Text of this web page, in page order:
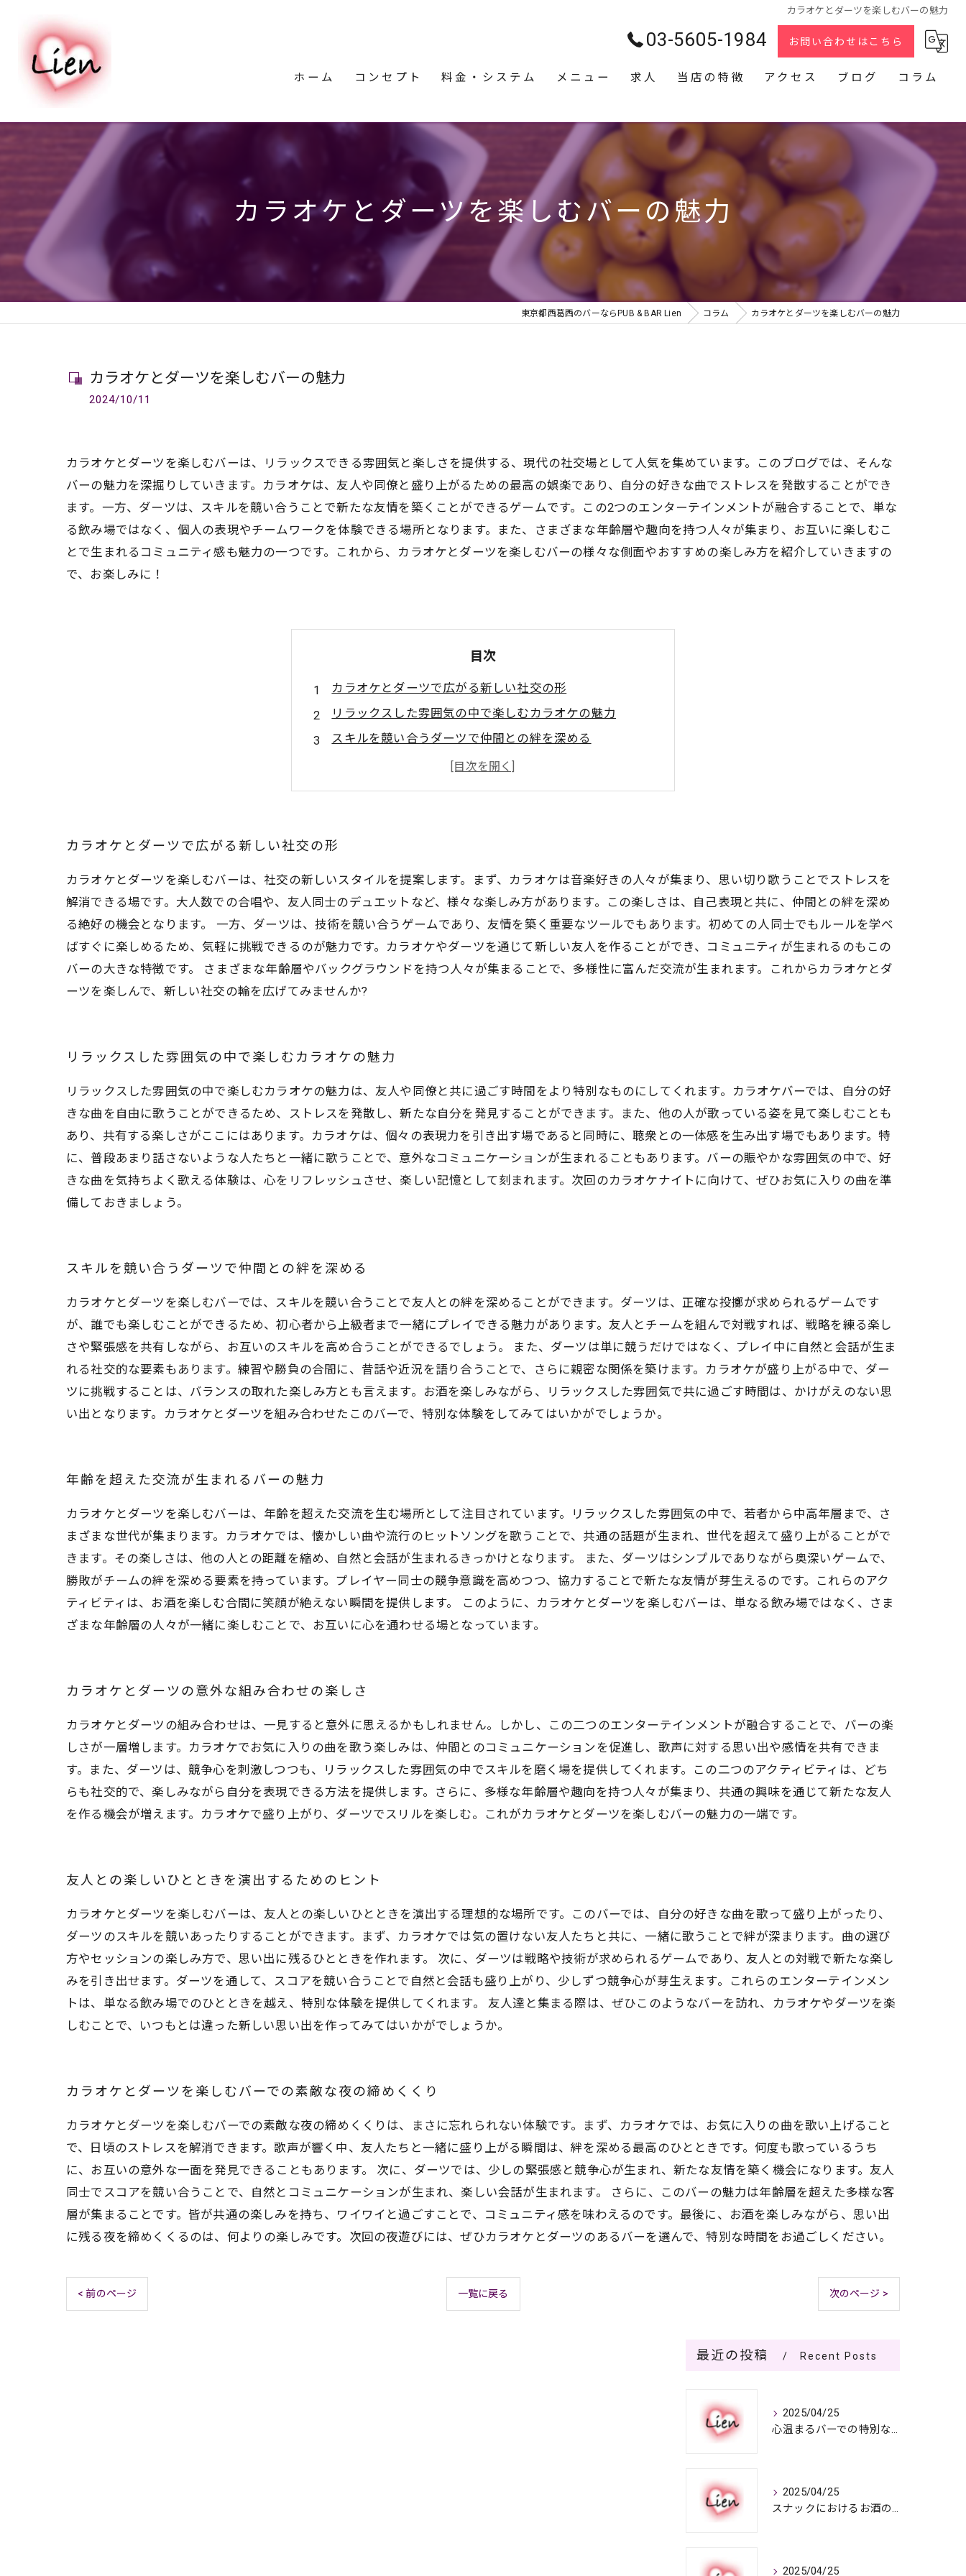
カラオケとダーツを楽しむバーの魅力
03-5605-1984 お問い合わせはこちら
ホーム コンセプト 料金・システム メニュー 求人 当店の特徴
スナック
2次会
貸切
カラオケ
アクセス ブログ コラム
カラオケとダーツを楽しむバーの魅力
東京都西葛西のバーならPUB & BAR Lien コラム カラオケとダーツを楽しむバーの魅力
カラオケとダーツを楽しむバーの魅力
2024/10/11
カラオケとダーツを楽しむバーは、リラックスできる雰囲気と楽しさを提供する、現代の社交場として人気を集めています。このブログでは、そんな
バーの魅力を深掘りしていきます。カラオケは、友人や同僚と盛り上がるための最高の娯楽であり、自分の好きな曲でストレスを発散することができ
ます。一方、ダーツは、スキルを競い合うことで新たな友情を築くことができるゲームです。この2つのエンターテインメントが融合することで、単な
る飲み場ではなく、個人の表現やチームワークを体験できる場所となります。また、さまざまな年齢層や趣向を持つ人々が集まり、お互いに楽しむこ
とで生まれるコミュニティ感も魅力の一つです。これから、カラオケとダーツを楽しむバーの様々な側面やおすすめの楽しみ方を紹介していきますの
で、お楽しみに！
目次
カラオケとダーツで広がる新しい社交の形
リラックスした雰囲気の中で楽しむカラオケの魅力
スキルを競い合うダーツで仲間との絆を深める
年齢を超えた交流が生まれるバーの魅力
カラオケとダーツの意外な組み合わせの楽しさ
カラオケとダーツを楽しむバーでの素敵な夜の締めくくり
カラオケとダーツで広がる新しい社交の形
カラオケとダーツを楽しむバーは、社交の新しいスタイルを提案します。まず、カラオケは音楽好きの人々が集まり、思い切り歌うことでストレスを
解消できる場です。大人数での合唱や、友人同士のデュエットなど、様々な楽しみ方があります。この楽しさは、自己表現と共に、仲間との絆を深め
る絶好の機会となります。 一方、ダーツは、技術を競い合うゲームであり、友情を築く重要なツールでもあります。初めての人同士でもルールを学べ
ばすぐに楽しめるため、気軽に挑戦できるのが魅力です。カラオケやダーツを通じて新しい友人を作ることができ、コミュニティが生まれるのもこの
バーの大きな特徴です。 さまざまな年齢層やバックグラウンドを持つ人々が集まることで、多様性に富んだ交流が生まれます。これからカラオケとダ
ーツを楽しんで、新しい社交の輪を広げてみませんか?
リラックスした雰囲気の中で楽しむカラオケの魅力
リラックスした雰囲気の中で楽しむカラオケの魅力は、友人や同僚と共に過ごす時間をより特別なものにしてくれます。カラオケバーでは、自分の好
きな曲を自由に歌うことができるため、ストレスを発散し、新たな自分を発見することができます。また、他の人が歌っている姿を見て楽しむことも
あり、共有する楽しさがここにはあります。カラオケは、個々の表現力を引き出す場であると同時に、聴衆との一体感を生み出す場でもあります。特
に、普段あまり話さないような人たちと一緒に歌うことで、意外なコミュニケーションが生まれることもあります。バーの賑やかな雰囲気の中で、好
きな曲を気持ちよく歌える体験は、心をリフレッシュさせ、楽しい記憶として刻まれます。次回のカラオケナイトに向けて、ぜひお気に入りの曲を準
備しておきましょう。
スキルを競い合うダーツで仲間との絆を深める
カラオケとダーツを楽しむバーでは、スキルを競い合うことで友人との絆を深めることができます。ダーツは、正確な投擲が求められるゲームです
が、誰でも楽しむことができるため、初心者から上級者まで一緒にプレイできる魅力があります。友人とチームを組んで対戦すれば、戦略を練る楽し
さや緊張感を共有しながら、お互いのスキルを高め合うことができるでしょう。 また、ダーツは単に競うだけではなく、プレイ中に自然と会話が生ま
れる社交的な要素もあります。練習や勝負の合間に、昔話や近況を語り合うことで、さらに親密な関係を築けます。カラオケが盛り上がる中で、ダー
ツに挑戦することは、バランスの取れた楽しみ方とも言えます。お酒を楽しみながら、リラックスした雰囲気で共に過ごす時間は、かけがえのない思
い出となります。カラオケとダーツを組み合わせたこのバーで、特別な体験をしてみてはいかがでしょうか。
年齢を超えた交流が生まれるバーの魅力
カラオケとダーツを楽しむバーは、年齢を超えた交流を生む場所として注目されています。リラックスした雰囲気の中で、若者から中高年層まで、さ
まざまな世代が集まります。カラオケでは、懐かしい曲や流行のヒットソングを歌うことで、共通の話題が生まれ、世代を超えて盛り上がることがで
きます。その楽しさは、他の人との距離を縮め、自然と会話が生まれるきっかけとなります。 また、ダーツはシンプルでありながら奥深いゲームで、
勝敗がチームの絆を深める要素を持っています。プレイヤー同士の競争意識を高めつつ、協力することで新たな友情が芽生えるのです。これらのアク
ティビティは、お酒を楽しむ合間に笑顔が絶えない瞬間を提供します。 このように、カラオケとダーツを楽しむバーは、単なる飲み場ではなく、さま
ざまな年齢層の人々が一緒に楽しむことで、お互いに心を通わせる場となっています。
カラオケとダーツの意外な組み合わせの楽しさ
カラオケとダーツの組み合わせは、一見すると意外に思えるかもしれません。しかし、この二つのエンターテインメントが融合することで、バーの楽
しさが一層増します。カラオケでお気に入りの曲を歌う楽しみは、仲間とのコミュニケーションを促進し、歌声に対する思い出や感情を共有できま
す。また、ダーツは、競争心を刺激しつつも、リラックスした雰囲気の中でスキルを磨く場を提供してくれます。この二つのアクティビティは、どち
らも社交的で、楽しみながら自分を表現できる方法を提供します。さらに、多様な年齢層や趣向を持つ人々が集まり、共通の興味を通じて新たな友人
を作る機会が増えます。カラオケで盛り上がり、ダーツでスリルを楽しむ。これがカラオケとダーツを楽しむバーの魅力の一端です。
友人との楽しいひとときを演出するためのヒント
カラオケとダーツを楽しむバーは、友人との楽しいひとときを演出する理想的な場所です。このバーでは、自分の好きな曲を歌って盛り上がったり、
ダーツのスキルを競いあったりすることができます。まず、カラオケでは気の置けない友人たちと共に、一緒に歌うことで絆が深まります。曲の選び
方やセッションの楽しみ方で、思い出に残るひとときを作れます。 次に、ダーツは戦略や技術が求められるゲームであり、友人との対戦で新たな楽し
みを引き出せます。ダーツを通して、スコアを競い合うことで自然と会話も盛り上がり、少しずつ競争心が芽生えます。これらのエンターテインメン
トは、単なる飲み場でのひとときを越え、特別な体験を提供してくれます。 友人達と集まる際は、ぜひこのようなバーを訪れ、カラオケやダーツを楽
しむことで、いつもとは違った新しい思い出を作ってみてはいかがでしょうか。
カラオケとダーツを楽しむバーでの素敵な夜の締めくくり
カラオケとダーツを楽しむバーでの素敵な夜の締めくくりは、まさに忘れられない体験です。まず、カラオケでは、お気に入りの曲を歌い上げること
で、日頃のストレスを解消できます。歌声が響く中、友人たちと一緒に盛り上がる瞬間は、絆を深める最高のひとときです。何度も歌っているうち
に、お互いの意外な一面を発見できることもあります。 次に、ダーツでは、少しの緊張感と競争心が生まれ、新たな友情を築く機会になります。友人
同士でスコアを競い合うことで、自然とコミュニケーションが生まれ、楽しい会話が生まれます。 さらに、このバーの魅力は年齢層を超えた多様な客
層が集まることです。皆が共通の楽しみを持ち、ワイワイと過ごすことで、コミュニティ感を味わえるのです。最後に、お酒を楽しみながら、思い出
に残る夜を締めくくるのは、何よりの楽しみです。次回の夜遊びには、ぜひカラオケとダーツのあるバーを選んで、特別な時間をお過ごしください。
< 前のページ 一覧に戻る 次のページ >
最近の投稿 Recent Posts
2025/04/25
心温まるバーでの特別なひととき
2025/04/25
スナックにおけるお酒の多彩さと楽しみ方
2025/04/25